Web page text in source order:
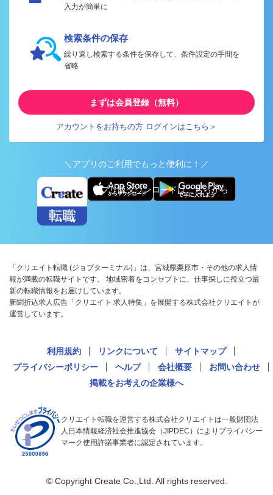
入力が簡単に
検索条件の保存
繰り返し検索する条件を保存して、条件設定の手間を
省略
まずは会員登録（無料）
アカウントをお持ちの方 ログインはこちら＞
＼アプリのご利用でもっと便利に！／
アプリ版ダウンロードはこちらから
「クリエイト転職 (ジョブターミナル)」は、宮城県栗原市・その他の求人情
報が満載の転職サイトです。 地域密着をコンセプトに、仕事探しに役立つ最
新の転職情報をお届けしています。
新聞折込求人広告「クリエイト 求人特集」を展開する株式会社クリエイトが
運営しています。
利用規約 リンクについて
サイトマップ
プライバシーポリシー
ヘルプ 会社概要
お問い合わせ
掲載をお考えの企業様へ
クリエイト転職を運営する株式会社クリエイトは一般財団法
人日本情報経済社会推進協会（JIPDEC）によりプライバシー
マーク使用許諾事業者に認定されています。
© Copyright Create Co.,Ltd. All rights reserved.